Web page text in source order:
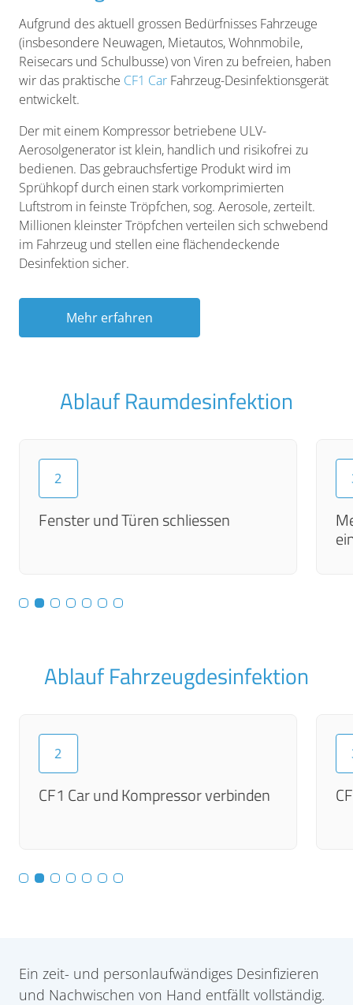
Aufgrund des aktuell grossen Bedürfnisses Fahrzeuge
(insbesondere Neuwagen, Mietautos, Wohnmobile,
Reisecars und Schulbusse) von Viren zu befreien, haben
wir das praktische CF1 Car Fahrzeug-Desinfektionsgerät
entwickelt.
Der mit einem Kompressor betriebene ULV-
Aerosolgenerator ist klein, handlich und risikofrei zu
bedienen. Das gebrauchsfertige Produkt wird im
Sprühkopf durch einen stark vorkomprimierten
Luftstrom in feinste Tröpfchen, sog. Aerosole, zerteilt.
Millionen kleinster Tröpfchen verteilen sich schwebend
im Fahrzeug und stellen eine flächendeckende
Desinfektion sicher.
Mehr erfahren
Ablauf Raumdesinfektion
2
Fenster und Türen schliessen
Ablauf Fahrzeugdesinfektion
2
CF1 Car und Kompressor verbinden
Ein zeit- und personlaufwändiges Desinfizieren
und Nachwischen von Hand entfällt vollständig.